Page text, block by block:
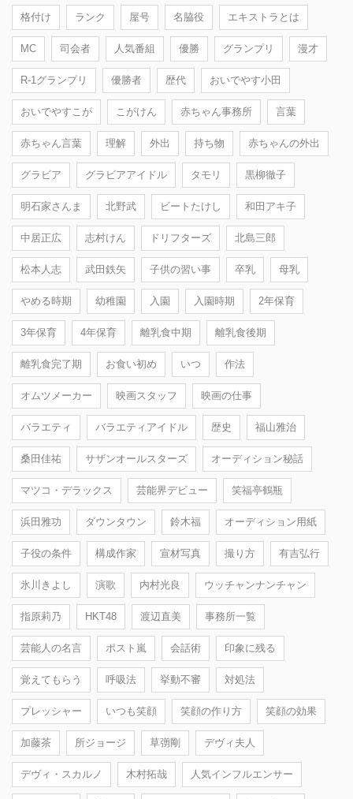
格付け ランク 屋号 名脇役 エキストラとは
MC 司会者 人気番組 優勝 グランプリ 漫才
R-1グランプリ 優勝者 歴代 おいでやす小田
おいでやすこが こがけん 赤ちゃん事務所 言葉
赤ちゃん言葉 理解 外出 持ち物 赤ちゃんの外出
グラビア グラビアアイドル タモリ 黒柳徹子
明石家さんま 北野武 ビートたけし 和田アキ子
中居正広 志村けん ドリフターズ 北島三郎
松本人志 武田鉄矢 子供の習い事 卒乳 母乳
やめる時期 幼稚園 入園 入園時期 2年保育
3年保育 4年保育 離乳食中期 離乳食後期
離乳食完了期 お食い初め いつ 作法
オムツメーカー 映画スタッフ 映画の仕事
バラエティ バラエティアイドル 歴史 福山雅治
桑田佳祐 サザンオールスターズ オーディション秘話
マツコ・デラックス 芸能界デビュー 笑福亭鶴瓶
浜田雅功 ダウンタウン 鈴木福 オーディション用紙
子役の条件 構成作家 宣材写真 撮り方 有吉弘行
氷川きよし 演歌 内村光良 ウッチャンナンチャン
指原莉乃 HKT48 渡辺直美 事務所一覧
芸能人の名言 ポスト嵐 会話術 印象に残る
覚えてもらう 呼吸法 挙動不審 対処法
プレッシャー いつも笑顔 笑顔の作り方 笑顔の効果
加藤茶 所ジョージ 草彅剛 デヴィ夫人
デヴィ・スカルノ 木村拓哉 人気インフルエンサー